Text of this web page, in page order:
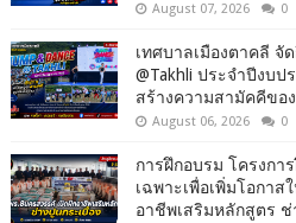
August 07, 2026 0
เทศบาลเมืองตาคลี จั
@Takhli ประจำปีงบ
สร้างความสามัคคีข
August 06, 2026 0
การฝึกอบรม โครงกา
เฉพาะเพื่อเพิ่มโอกา
อาชีพเสริมหลักสูตร ช่